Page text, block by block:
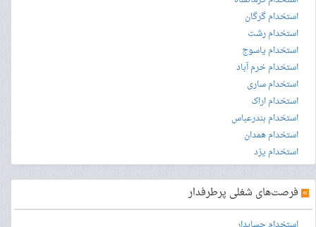
استخدام گرگان
استخدام رشت
استخدام یاسوج
استخدام خرم آباد
استخدام ساری
استخدام اراک
استخدام بندرعباس
استخدام همدان
استخدام یزد
» فرصت‌های شغلی پرطرفدار